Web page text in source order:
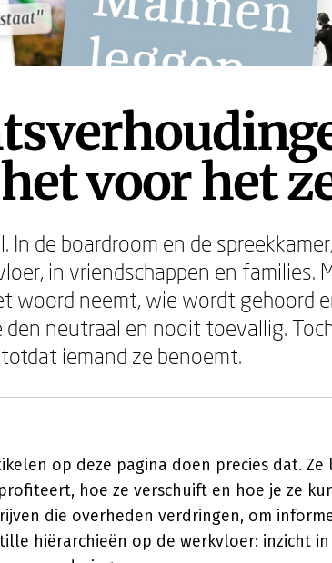
voor het
In de boardroom en de
in vriendschappen en families.
woord neemt, wie wordt gehoord
neutraal en nooit toevallig.
iemand ze benoemt.
op deze pagina doen precies dat.
hoe ze verschuift en hoe je ze
die overheden verdringen, om
hiërarchieën op de werkvloer: inzicht